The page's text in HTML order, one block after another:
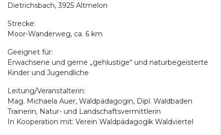
Dietrichsbach, 3925 Altmelon
Strecke:
Moor-Wanderweg, ca. 6 km
Geeignet für:
Erwachsene und gerne „gehlustige“ und naturbegeisterte
Kinder und Jugendliche
Leitung/Veranstalterin:
Mag. Michaela Auer, Waldpädagogin, Dipl. Waldbaden
Trainerin, Natur- und Landschaftsvermittlerin
In Kooperation mit: Verein Waldpädagogik Waldviertel